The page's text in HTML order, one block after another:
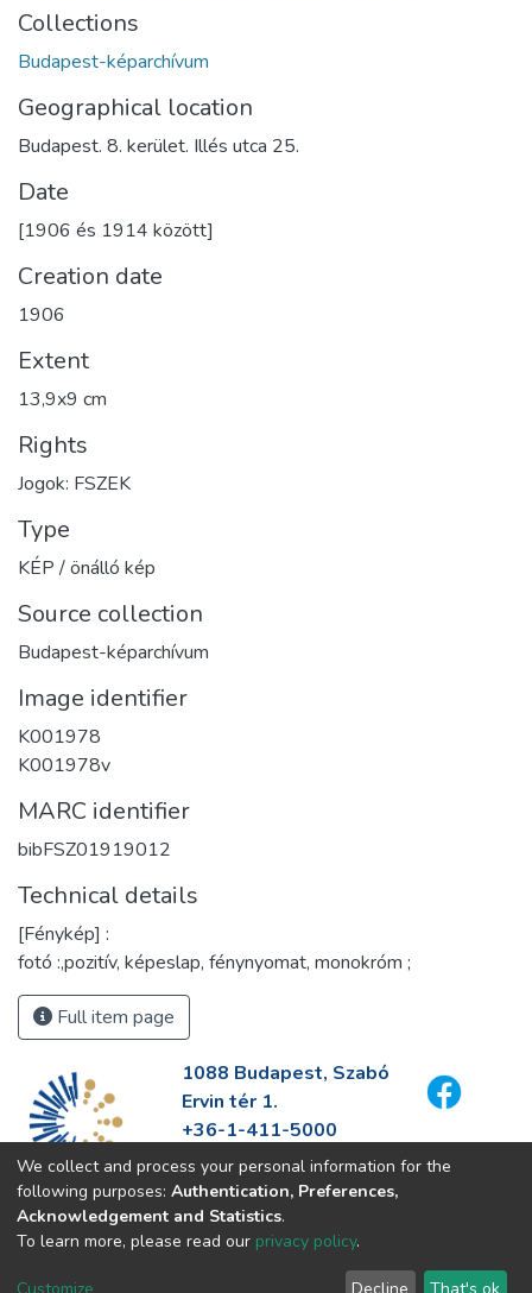
Collections
Budapest-képarchívum
Geographical location
Budapest. 8. kerület. Illés utca 25.
Date
[1906 és 1914 között]
Creation date
1906
Extent
13,9x9 cm
Rights
Jogok: FSZEK
Type
KÉP / önálló kép
Source collection
Budapest-képarchívum
Image identifier
K001978
K001978v
MARC identifier
bibFSZ01919012
Technical details
[Fénykép] :
fotó :,pozitív, képeslap, fénynyomat, monokróm ;
Full item page
1088 Budapest, Szabó
Ervin tér 1.
+36-1-411-5000
info@fszek.hu
https://fszek.hu
We collect and process your personal information for the
following purposes: Authentication, Preferences,
Acknowledgement and Statistics.
To learn more, please read our privacy policy.